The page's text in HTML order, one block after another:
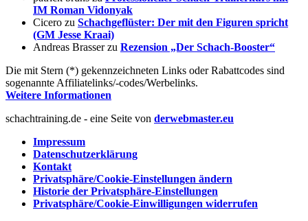
IM Roman Vidonyak
Cicero zu Schachgeflüster: Der mit den Figuren spricht
(GM Jesse Kraai)
Andreas Brasserzu Rezension „Der Schach-Booster“
Die mit Stern (*) gekennzeichneten Links oder Rabattcodes sind
sogenannte Affiliatelinks/-codes/Werbelinks.
Weitere Informationen
schachtraining.de - eine Seite von derwebmaster.eu
Impressum
Datenschutzerklärung
Kontakt
Privatsphäre/Cookie-Einstellungen ändern
Historie der Privatsphäre-Einstellungen
Privatsphäre/Cookie-Einwilligungen widerrufen